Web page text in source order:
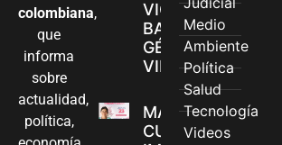
colombiana,
que
informa
sobre
actualidad,
política,
VIOLENCIAS
BASADAS EN
GÉNERO EN
VILLAVICENCIO
MADRES
CUIDADORAS
Medio
Ambiente
Política
Salud
Tecnología
Videos